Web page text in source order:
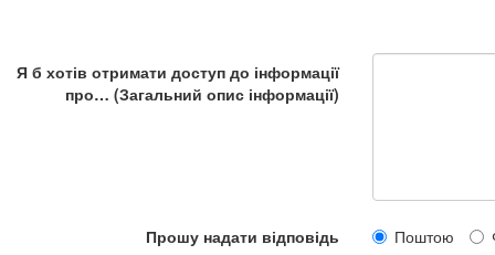
Я б хотів отримати доступ до інформації
про… (Загальний опис інформації)
Прошу надати відповідь Поштою